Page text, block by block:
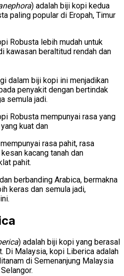
) adalah biji kopi kedua
paling popular di Eropah, Timur
Robusta lebih mudah untuk
kawasan beraltitud rendah dan
dalam biji kopi ini menjadikan
penyakit dengan bertindak
semula jadi.
Robusta mempunyai rasa yang
kuat dan
rasa pahit, rasa
kacang tanah dan
pahit.
berbanding Arabica, bermakna
keras dan semula jadi,
) adalah biji kopi yang berasal
Di Malaysia, kopi Liberica adalah
di Semenanjung Malaysia